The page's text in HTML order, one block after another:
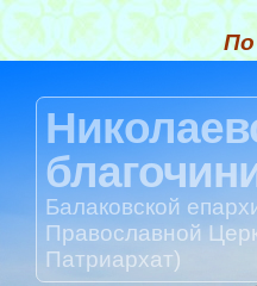
По
Балаковской
Православной
Патриархат)